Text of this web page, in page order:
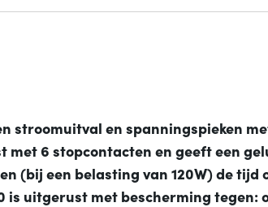
stroomuitval en spanningspieken
met 6 stopcontacten en geeft een
(bij een belasting van 120W) de tijd
is uitgerust met bescherming tegen: